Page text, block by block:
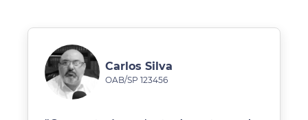
Carlos Silva
OAB/SP 123456